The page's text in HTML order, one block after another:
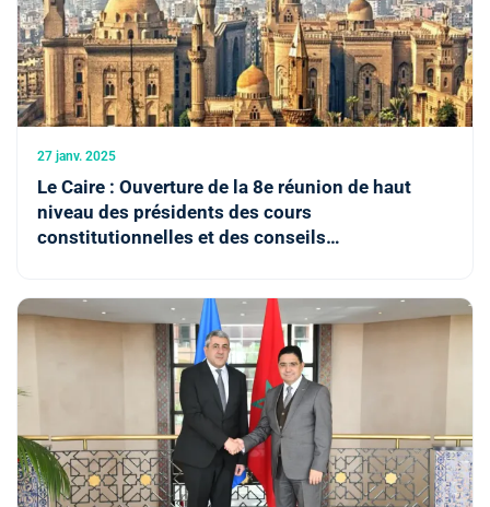
27 janv. 2025
Le Caire : Ouverture de la 8e réunion de haut
niveau des présidents des cours
constitutionnelles et des conseils